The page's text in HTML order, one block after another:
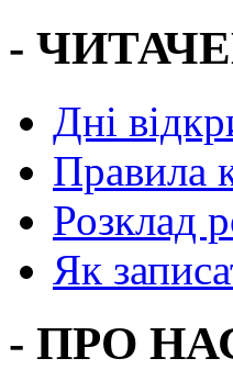
-
Дні
Правила
Розклад
Як
- ПРО